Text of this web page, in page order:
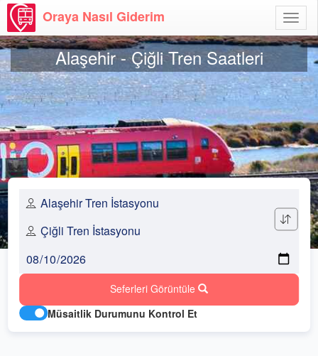
Aç
Oraya Nasıl Giderim
Alaşehir - Çiğli Tren Saatleri
Seferleri Görüntüle
Müsaitlik Durumunu Kontrol Et